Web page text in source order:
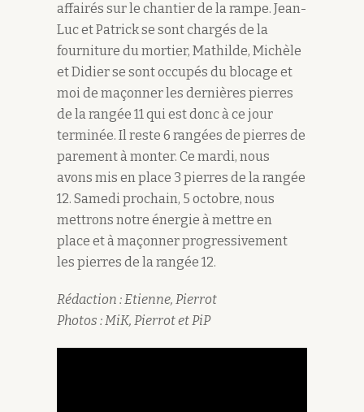
affairés sur le chantier de la rampe. Jean-
Luc et Patrick se sont chargés de la
fourniture du mortier, Mathilde, Michèle
et Didier se sont occupés du blocage et
moi de maçonner les dernières pierres
de la rangée 11 qui est donc à ce jour
terminée. Il reste 6 rangées de pierres de
parement à monter. Ce mardi, nous
avons mis en place 3 pierres de la rangée
12. Samedi prochain, 5 octobre, nous
mettrons notre énergie à mettre en
place et à maçonner progressivement
les pierres de la rangée 12.
Rédaction : Etienne, Pierrot
Photos : MiK, Pierrot et PiP